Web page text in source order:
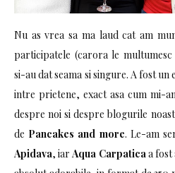
Nu as vrea sa ma laud cat am
participatele (carora le
si-au dat seama si singure. A fost
intre prietene, exact asa cum mi-
despre noi si despre blogurile
de Pancakes and more. Le-am
Apidava, iarAqua Carpaticaa fost